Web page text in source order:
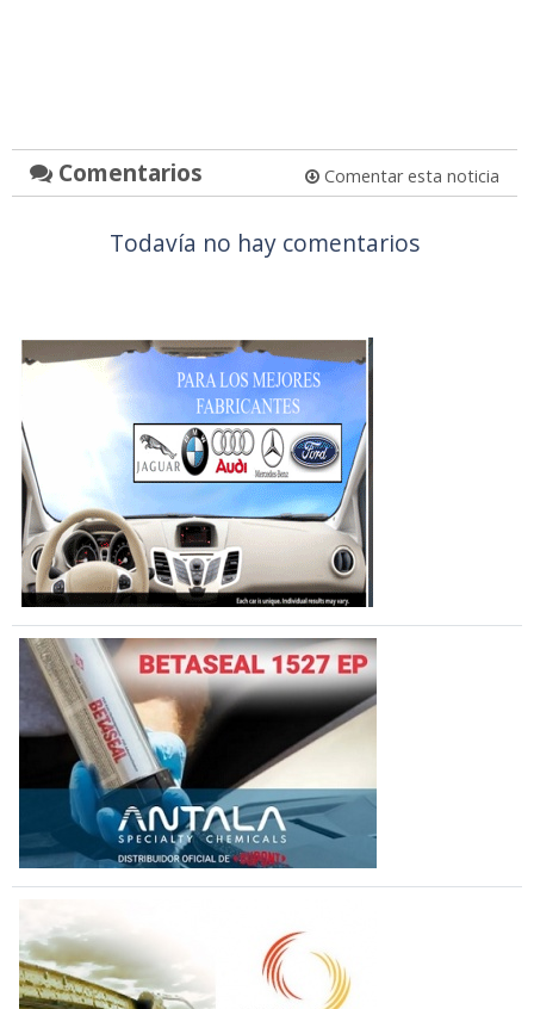
Comentarios Comentar esta noticia
Todavía no hay comentarios